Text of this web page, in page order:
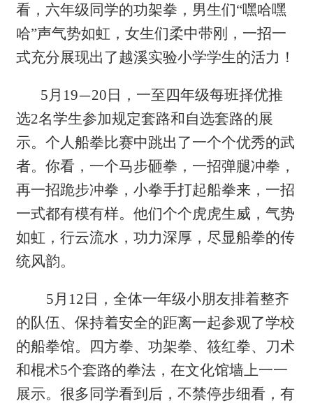
看，六年级同学的功架拳，男生们“嘿哈嘿
哈”声气势如虹，女生们柔中带刚，一招一
式充分展现出了越溪实验小学学生的活力！
5月 19—20 日，一至四年级每班择优推
选2名学生参加规定套路和自选套路的展
示。个人船拳比赛中跳出了一个个优秀的武
者。你看，一个马步砸拳，一招弹腿冲拳，
再一招跪步冲拳，小拳手打起船拳来，一招
一式都有模有样。他们个个虎虎生威，气势
如虹，行云流水，功力深厚，尽显船拳的传
统风韵。
5月 12 日，全体一年级小朋友排着整齐
的队伍、保持着安全的距离一起参观了学校
的船拳馆。四方拳、功架拳、筱红拳、刀术
和棍术5个套路的拳法，在文化馆墙上一一
展示。很多同学看到后，不禁停步细看，有